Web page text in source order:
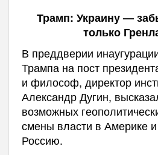
Трамп: Украину —
только
В преддверии
Трампа на пост
и философ, директор
Александр Дугин,
возможных
смены власти в Америке
Россию.